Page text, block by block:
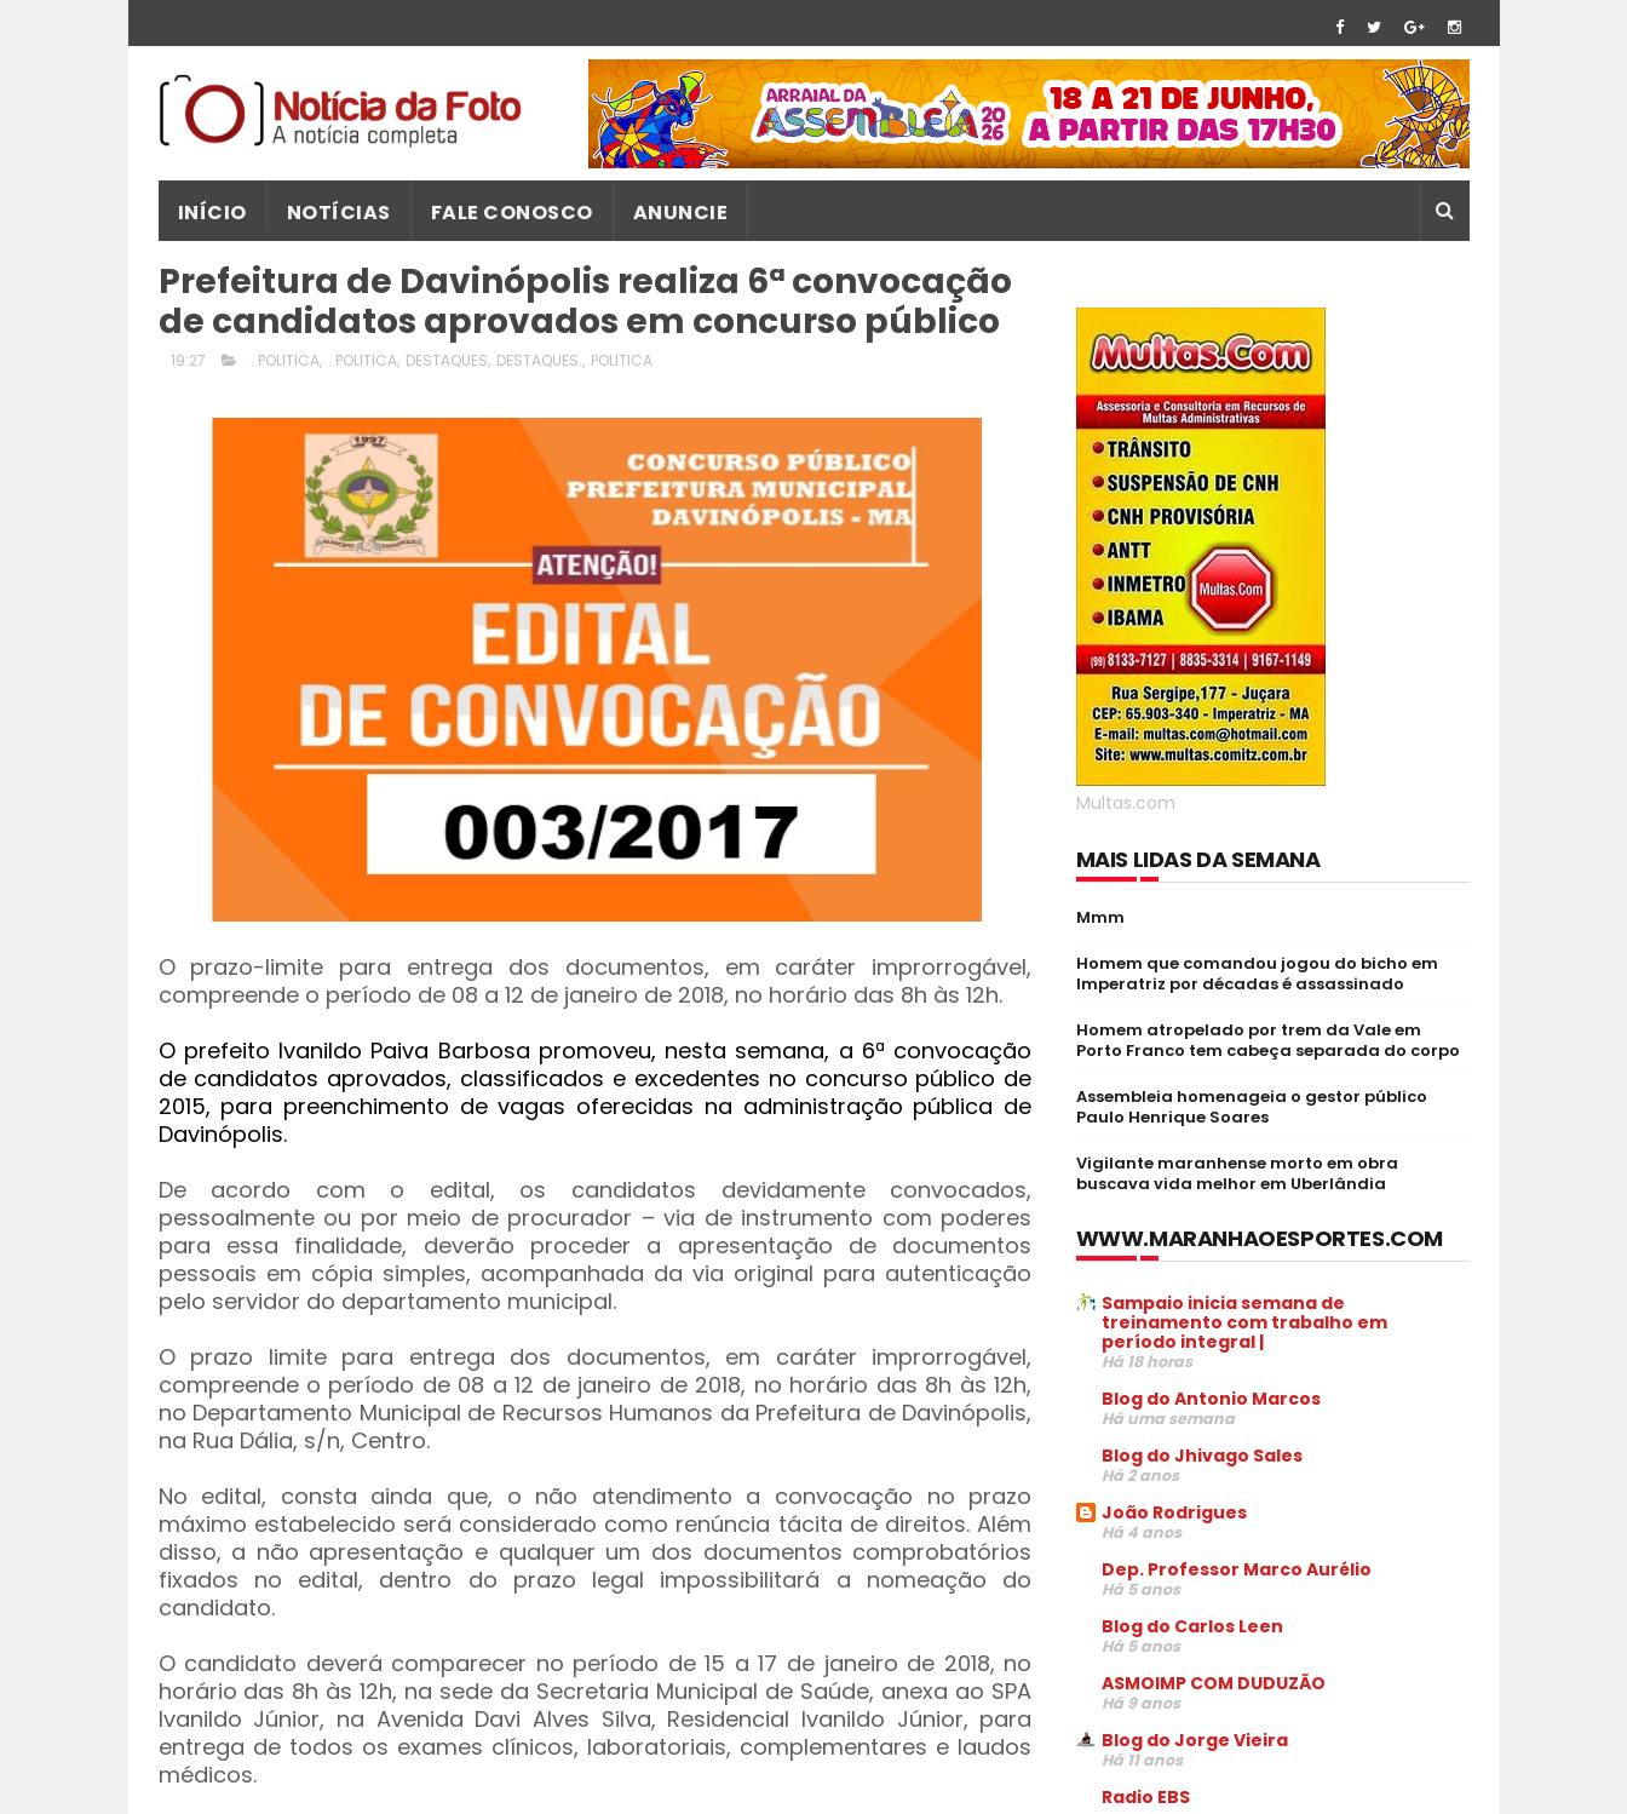
INÍCIO NOTÍCIAS FALE CONOSCO ANUNCIE
Prefeitura de Davinópolis realiza 6ª convocação
de candidatos aprovados em concurso público
19:27 . . POLITICA, . POLITICA, DESTAQUES, DESTAQUES., POLITICA
O prazo-limite para entrega dos documentos, em caráter improrrogável,
compreende o período de 08 a 12 de janeiro de 2018, no horário das 8h às 12h.
O prefeito Ivanildo Paiva Barbosa promoveu, nesta semana, a 6ª convocação
de candidatos aprovados, classificados e excedentes no concurso público de
2015, para preenchimento de vagas oferecidas na administração pública de
Davinópolis.
De acordo com o edital, os candidatos devidamente convocados,
pessoalmente ou por meio de procurador – via de instrumento com poderes
para essa finalidade, deverão proceder a apresentação de documentos
pessoais em cópia simples, acompanhada da via original para autenticação
pelo servidor do departamento municipal.
O prazo limite para entrega dos documentos, em caráter improrrogável,
compreende o período de 08 a 12 de janeiro de 2018, no horário das 8h às 12h,
no Departamento Municipal de Recursos Humanos da Prefeitura de Davinópolis,
na Rua Dália, s/n, Centro.
No edital, consta ainda que, o não atendimento a convocação no prazo
máximo estabelecido será considerado como renúncia tácita de direitos. Além
disso, a não apresentação e qualquer um dos documentos comprobatórios
fixados no edital, dentro do prazo legal impossibilitará a nomeação do
candidato.
O candidato deverá comparecer no período de 15 a 17 de janeiro de 2018, no
horário das 8h às 12h, na sede da Secretaria Municipal de Saúde, anexa ao SPA
Ivanildo Júnior, na Avenida Davi Alves Silva, Residencial Ivanildo Júnior, para
entrega de todos os exames clínicos, laboratoriais, complementares e laudos
médicos.
Multas.com
MAIS LIDAS DA SEMANA
Mmm
Homem que comandou jogou do bicho em
Imperatriz por décadas é assassinado
Homem atropelado por trem da Vale em
Porto Franco tem cabeça separada do corpo
Assembleia homenageia o gestor público
Paulo Henrique Soares
Vigilante maranhense morto em obra
buscava vida melhor em Uberlândia
WWW.MARANHAOESPORTES.COM
Sampaio inicia semana de
treinamento com trabalho em
período integral |
Há 18 horas
Blog do Antonio Marcos
Há uma semana
Blog do Jhivago Sales
Há 2 anos
João Rodrigues
Há 4 anos
Dep. Professor Marco Aurélio
Há 5 anos
Blog do Carlos Leen
Há 5 anos
ASMOIMP COM DUDUZÃO
Há 9 anos
Blog do Jorge Vieira
Há 11 anos
Radio EBS